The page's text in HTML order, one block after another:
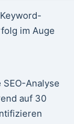
im Auge
Analyse
auf 30